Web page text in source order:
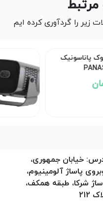
را گردآوری کرده ایم
Parse P1800
خیابان جمهوری،
پاساژ آلومینیوم،
شرکا، طبقه همکف،
212